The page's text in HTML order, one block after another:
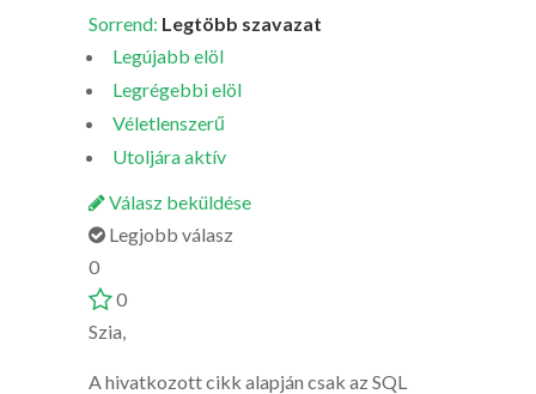
Sorrend: Legtöbb szavazat
Legújabb elöl
Legrégebbi elöl
Véletlenszerű
Utoljára aktív
Válasz beküldése
Legjobb válasz
0
0
Szia,
A hivatkozott cikk alapján csak az SQL